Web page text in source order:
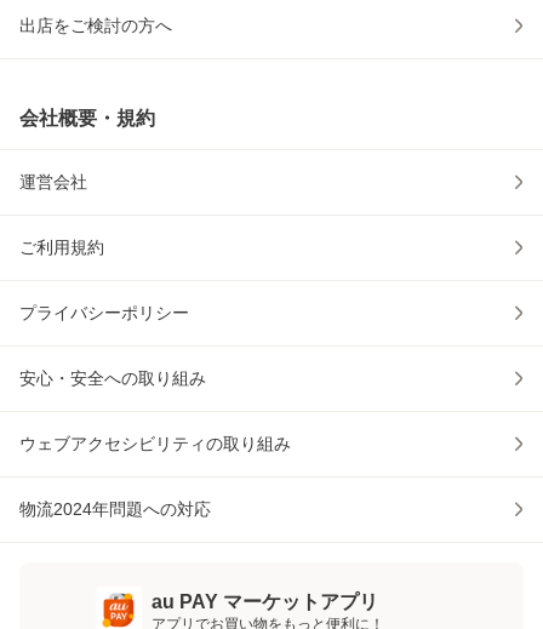
出店をご検討の方へ
会社概要・規約
運営会社
ご利用規約
プライバシーポリシー
安心・安全への取り組み
ウェブアクセシビリティの取り組み
物流2024年問題への対応
au PAY マーケットアプリ
アプリでお買い物をもっと便利に！